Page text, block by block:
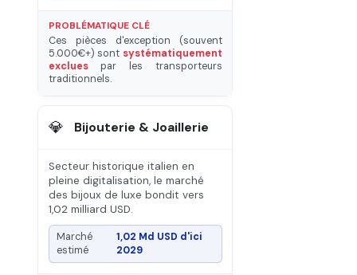
PROBLÉMATIQUE CLÉ
Ces pièces d'exception (souvent
5.000€+) sont systématiquement
excluespar les transporteurs
traditionnels.
💎 Bijouterie & Joaillerie
Secteur historique italien en
pleine digitalisation, le marché
des bijoux de luxe bondit vers
1,02 milliard USD.
Marché
estimé
1,02 Md USD d'ici
2029